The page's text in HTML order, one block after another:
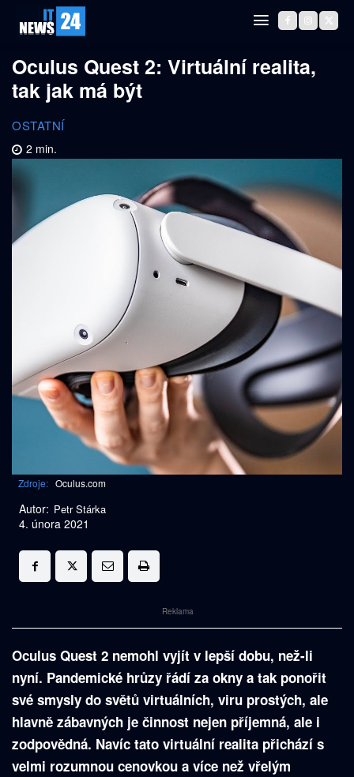
Oculus Quest 2: Virtuální realita,
tak jak má být
OSTATNÍ
2 min.
Zdroje: Oculus.com
Autor: Petr Stárka
4. února 2021
Reklama
Oculus Quest 2 nemohl vyjít v lepší dobu, než-li
nyní. Pandemické hrůzy řádí za okny a tak ponořit
své smysly do světů virtuálních, viru prostých, ale
hlavně zábavných je činnost nejen příjemná, ale i
zodpovědná. Navíc tato virtuální realita přichází s
velmi rozumnou cenovkou a více než vřelým